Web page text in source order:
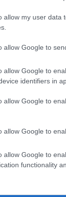
allow my user data
allow Google to
allow Google to
identifiers in
allow Google to
allow Google to
allow Google to
functionality
szánt idő, így
folytatódhat az
majdnem
baj.
the barriers